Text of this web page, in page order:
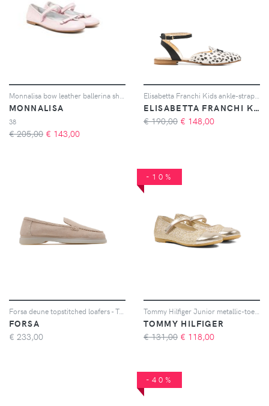
MONNALISA
38
€ 205,00 € 143,00
ELISABETTA FRANCHI KIDS
€ 190,00 € 148,00
Forsa deune topstitched loafers - Toni neutri
FORSA
€ 233,00
-10%
TOMMY HILFIGER
€ 131,00 € 118,00
-40%